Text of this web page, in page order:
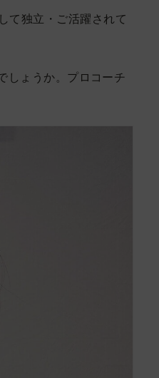
て独立・ご活躍されて
しょうか。プロコーチ